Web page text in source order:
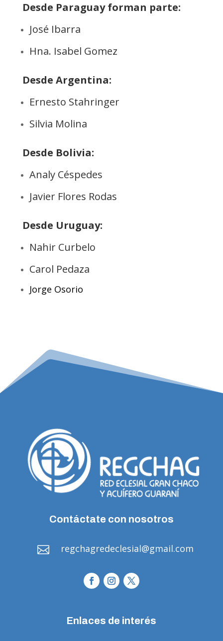
Desde Paraguay forman parte:
José Ibarra
Hna. Isabel Gomez
Desde Argentina:
Ernesto Stahringer
Silvia Molina
Desde Bolivia:
Analy Céspedes
Javier Flores Rodas
Desde Uruguay:
Nahir Curbelo
Carol Pedaza
Jorge Osorio
Contáctate con nosotros
 regchagredeclesial@gmail.com
Enlaces de interés